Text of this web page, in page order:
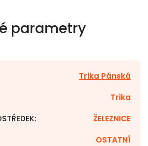
parametry
Trika Pánská
Trika
: ŽELEZNICE
OSTATNÍ